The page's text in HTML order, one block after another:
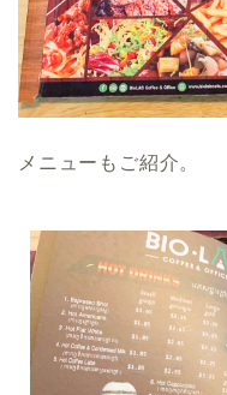
メニューもご紹介。